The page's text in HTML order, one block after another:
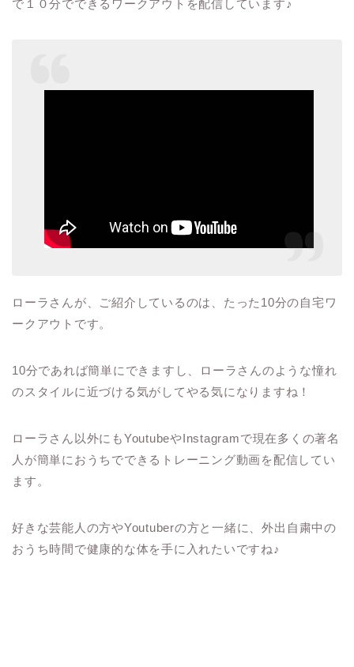
で１０分でできるワークアウトを配信しています♪
ローラさんが、ご紹介しているのは、たった10分の自宅ワ
ークアウトです。
10分であれば簡単にできますし、ローラさんのような憧れ
のスタイルに近づける気がしてやる気になりますね！
ローラさん以外にもYoutubeやInstagramで現在多くの著名
人が簡単におうちでできるトレーニング動画を配信してい
ます。
好きな芸能人の方やYoutuberの方と一緒に、外出自粛中の
おうち時間で健康的な体を手に入れたいですね♪